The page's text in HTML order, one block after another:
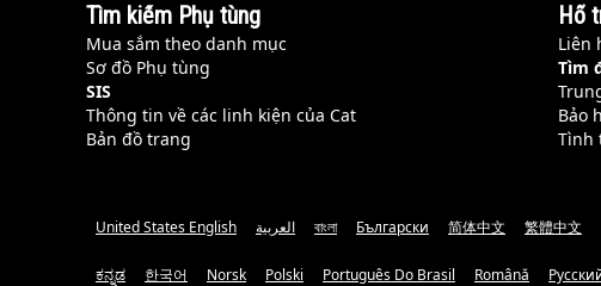
Tìm kiếm Phụ tùng
Mua sắm theo danh mục
Sơ đồ Phụ tùng
SIS
Thông tin về các linh kiện của Cat
Bản đồ trang
Hỗ
Liên
Tìm
Bảo
Tình
United States English العربية বাংলা Български 简体中文 繁體中文
ಕನ್ನಡ 한국어 Norsk Polski Português Do Brasil Română